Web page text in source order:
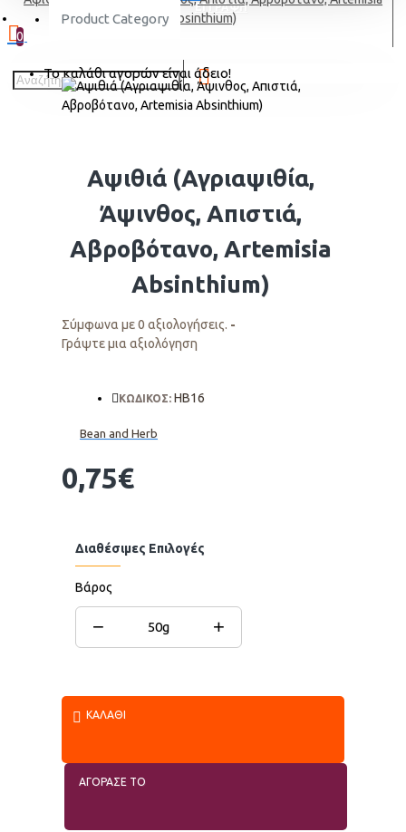
ΕΓΓΡΑΦΗ
Product Category
0
Το καλάθι αγορών είναι άδειο!
Αbsinthium)
Αψιθιά (Αγριαψιθία,
Άψινθος, Απιστιά,
Αβροβότανο, Artemisia
Αbsinthium)
Σύμφωνα με 0 αξιολογήσεις. -
Γράψτε μια αξιολόγηση
0,75€
ΚΩΔΙΚΟΣ: HΒ16
Bean and Herb
Διαθέσιμες Επιλογές
Βάρος
− 50g +
ΚΑΛΆΘΙ
ΑΓΟΡΑΣΕ ΤΟ